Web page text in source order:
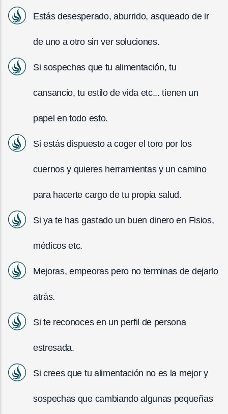
Estás desesperado, aburrido, asqueado de ir
de uno a otro sin ver soluciones.
Si sospechas que tu alimentación, tu
cansancio, tu estilo de vida etc... tienen un
papel en todo esto.
Si estás dispuesto a coger el toro por los
cuernos y quieres herramientas y un camino
para hacerte cargo de tu propia salud.
Si ya te has gastado un buen dinero en Fisios,
médicos etc.
Mejoras, empeoras pero no terminas de dejarlo
atrás.
Si te reconoces en un perfil de persona
estresada.
Si crees que tu alimentación no es la mejor y
sospechas que cambiando algunas pequeñas